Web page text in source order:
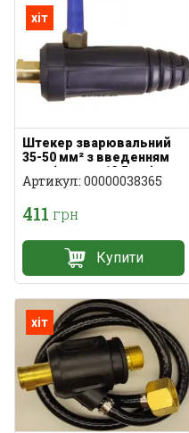
хіт
Штекер зварювальний
35-50 мм² з введенням
газу (втулка 12,5 мм)
Артикул: 00000038365
411 грн
Купити
хіт